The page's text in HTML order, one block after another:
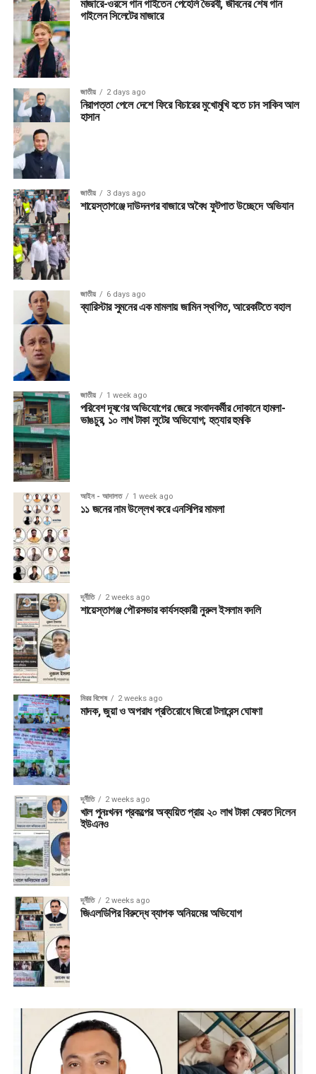
মাজারে-ওরসে গান গাইতেন পেহেলি ভৈরবী, জীবনের শেষ গান
গাইলেন সিলেটের মাজারে
জাতীয় 2 days ago
নিরাপত্তা পেলে দেশে ফিরে বিচারের মুখোমুখি হতে চান সাকিব আল
হাসান
জাতীয় 3 days ago
শায়েস্তাগঞ্জে দাউদনগর বাজারে অবৈধ ফুটপাত উচ্ছেদে অভিযান
জাতীয় 6 days ago
ব্যারিস্টার সুমনের এক মামলায় জামিন স্থগিত, আরেকটিতে বহাল
জাতীয় 1 week ago
পরিবেশ দূষণের অভিযোগের জেরে সংবাদকর্মীর দোকানে হামলা-
ভাঙচুর, ১০ লাখ টাকা লুটের অভিযোগ; হত্যার হুমকি
আইন - আদালত 1 week ago
১১ জনের নাম উল্লেখ করে এনসিপির মামলা
দূর্নীতি 2 weeks ago
শায়েস্তাগঞ্জ পৌরসভার কার্যসহকারী নুরুল ইসলাম বদলি
মিরর বিশেষ 2 weeks ago
মাদক, জুয়া ও অপরাধ প্রতিরোধে জিরো টলারেন্স ঘোষণা
দূর্নীতি 2 weeks ago
খাল পুনঃখনন প্রকল্পের অব্যয়িত প্রায় ২০ লাখ টাকা ফেরত দিলেন
ইউএনও
দূর্নীতি 2 weeks ago
জিএলডিপির বিরুদ্ধে ব্যাপক অনিয়মের অভিযোগ